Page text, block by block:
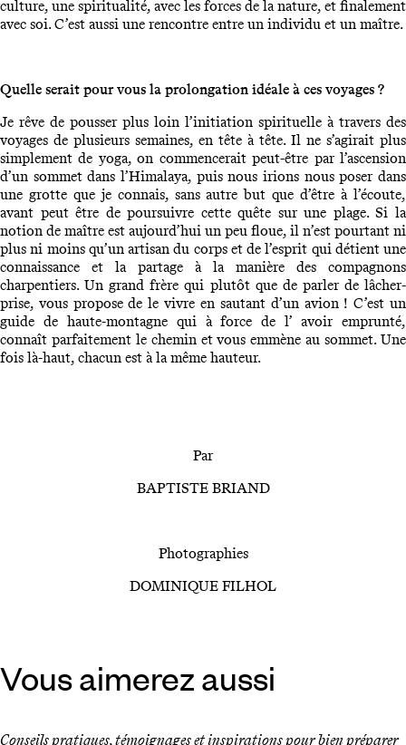
culture, une spiritualité, avec les forces de la nature, et finalement
avec soi. C’est aussi une rencontre entre un individu et un maître.
Quelle serait pour vous la prolongation idéale à ces voyages ?
Je rêve de pousser plus loin l’initiation spirituelle à travers des
voyages de plusieurs semaines, en tête à tête. Il ne s’agirait plus
simplement de yoga, on commencerait peut-être par l’ascension
d’un sommet dans l’Himalaya, puis nous irions nous poser dans
une grotte que je connais, sans autre but que d’être à l’écoute,
avant peut être de poursuivre cette quête sur une plage. Si la
notion de maître est aujourd’hui un peu floue, il n’est pourtant ni
plus ni moins qu’un artisan du corps et de l’esprit qui détient une
connaissance et la partage à la manière des compagnons
charpentiers. Un grand frère qui plutôt que de parler de lâcher-
prise, vous propose de le vivre en sautant d’un avion ! C’est un
guide de haute-montagne qui à force de l’ avoir emprunté,
connaît parfaitement le chemin et vous emmène au sommet. Une
fois là-haut, chacun est à la même hauteur.
Par
BAPTISTE BRIAND
Photographies
DOMINIQUE FILHOL
Vous aimerez aussi
Conseils pratiques, témoignages et inspirations pour bien préparer